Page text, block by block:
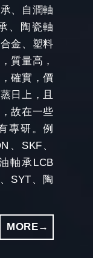
、自潤軸
、陶瓷軸
金、塑料
質量高，
確實，價
日上，且
故在一些
專研。例
、SKF、
軸承LCB
SYT、陶
MORE→